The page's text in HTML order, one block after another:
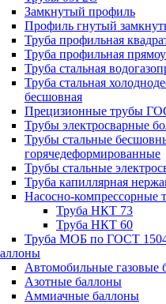
Замкнутый профиль
Профиль гнутый
Труба профильная
Труба профильная
Труба стальная
Труба стальная
бесшовная
Прецизионные трубы
Трубы электросварные
Трубы стальные
горячедеформированные
Трубы стальные
Труба капиллярная
Насосно-компрессорные
Труба НКТ 73
Труба НКТ 60
Труба МОБ по ГОСТ
Автомобильные
Азотные баллоны
Аммиачные баллоны